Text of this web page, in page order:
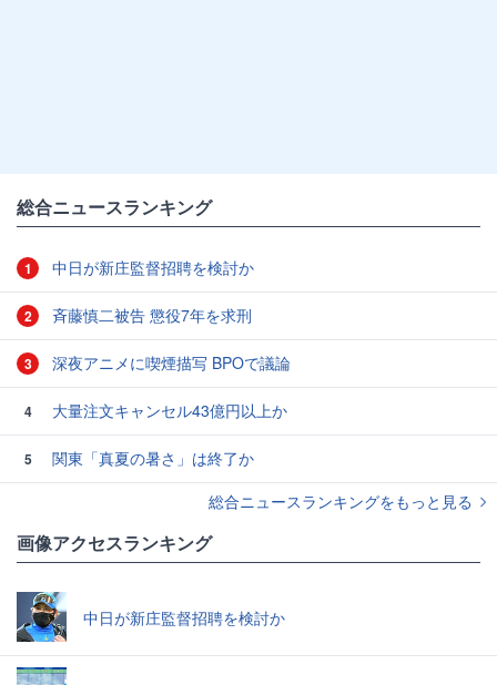
総合ニュースランキング
1 中日が新庄監督招聘を検討か
2 斉藤慎二被告 懲役7年を求刑
3 深夜アニメに喫煙描写 BPOで議論
4 大量注文キャンセル43億円以上か
5
関東「真夏の暑さ」は終了か
総合ニュースランキングをもっと見る
画像アクセスランキング
中日が新庄監督招聘を検討か